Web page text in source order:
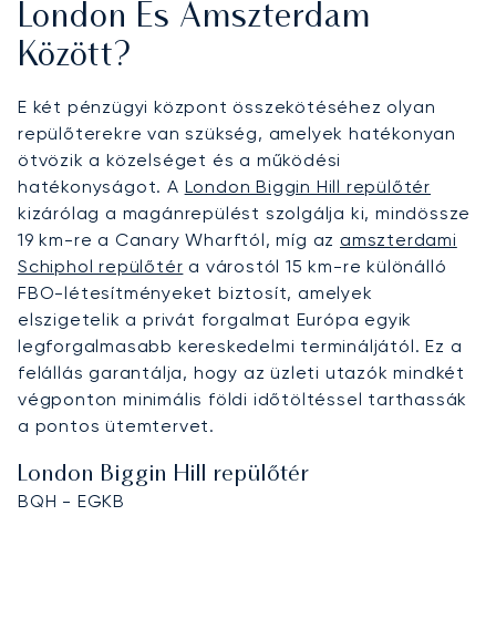
London És Amszterdam
Között?
E két pénzügyi központ összekötéséhez olyan
repülőterekre van szükség, amelyek hatékonyan
ötvözik a közelséget és a működési
hatékonyságot. A London Biggin Hill repülőtér
kizárólag a magánrepülést szolgálja ki, mindössze
19 km-re a Canary Wharftól, míg az amszterdami
Schiphol repülőtér a várostól 15 km-re különálló
FBO-létesítményeket biztosít, amelyek
elszigetelik a privát forgalmat Európa egyik
legforgalmasabb kereskedelmi termináljától. Ez a
felállás garantálja, hogy az üzleti utazók mindkét
végponton minimális földi időtöltéssel tarthassák
a pontos ütemtervet.
London Biggin Hill repülőtér
BQH - EGKB